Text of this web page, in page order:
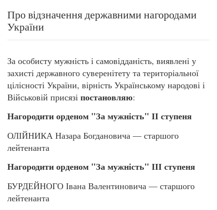
Про відзначення державними нагородами
України
За особисту мужність і самовідданість, виявлені у
захисті державного суверенітету та територіальної
цілісності України, вірність Українському народові і
Військовій присязі постановляю:
Нагородити орденом "За мужність" ІІ ступеня
ОЛІЙНИКА Назара Богдановича — старшого
лейтенанта
Нагородити орденом "За мужність" ІІІ ступеня
БУРДЕЙНОГО Івана Валентиновича — старшого
лейтенанта